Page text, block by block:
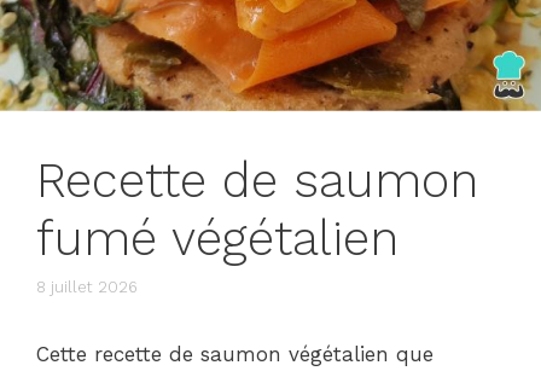
Recette de saumon
fumé végétalien
8 juillet 2026
Cette recette de saumon végétalien que